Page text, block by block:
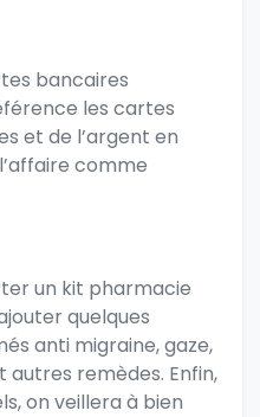
bancaires
les cartes
et de l’argent en
comme
un kit pharmacie
quelques
anti migraine, gaze,
remèdes. Enfin,
on veillera à bien